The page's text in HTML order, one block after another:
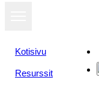
Kotisivu
Resurssit